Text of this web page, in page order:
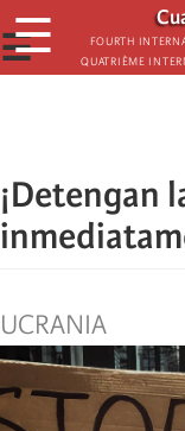
Skip
to
main
Fourth
Quatrième
☰
☰
¡Detengan
UCRANIA